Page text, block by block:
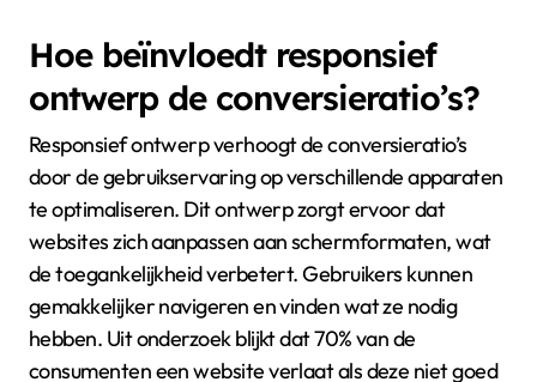
Hoe beïnvloedt responsief
ontwerp de conversieratio’s?
Responsief ontwerp verhoogt de conversieratio’s
door de gebruikservaring op verschillende apparaten
te optimaliseren. Dit ontwerp zorgt ervoor dat
websites zich aanpassen aan schermformaten, wat
de toegankelijkheid verbetert. Gebruikers kunnen
gemakkelijker navigeren en vinden wat ze nodig
hebben. Uit onderzoek blijkt dat 70% van de
consumenten een website verlaat als deze niet goed